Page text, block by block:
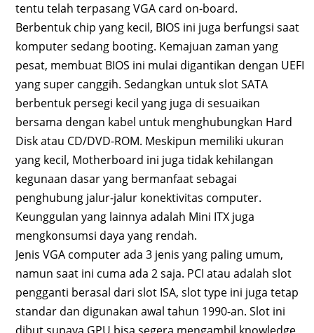
tentu telah terpasang VGA card on-board.
Berbentuk chip yang kecil, BIOS ini juga berfungsi saat
komputer sedang booting. Kemajuan zaman yang
pesat, membuat BIOS ini mulai digantikan dengan UEFI
yang super canggih. Sedangkan untuk slot SATA
berbentuk persegi kecil yang juga di sesuaikan
bersama dengan kabel untuk menghubungkan Hard
Disk atau CD/DVD-ROM. Meskipun memiliki ukuran
yang kecil, Motherboard ini juga tidak kehilangan
kegunaan dasar yang bermanfaat sebagai
penghubung jalur-jalur konektivitas computer.
Keunggulan yang lainnya adalah Mini ITX juga
mengkonsumsi daya yang rendah.
Jenis VGA computer ada 3 jenis yang paling umum,
namun saat ini cuma ada 2 saja. PCI atau adalah slot
pengganti berasal dari slot ISA, slot type ini juga tetap
standar dan digunakan awal tahun 1990-an. Slot ini